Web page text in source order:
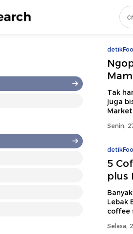
Tak
juga
Senin,
5
plus
Lebak
coffee
Selasa,